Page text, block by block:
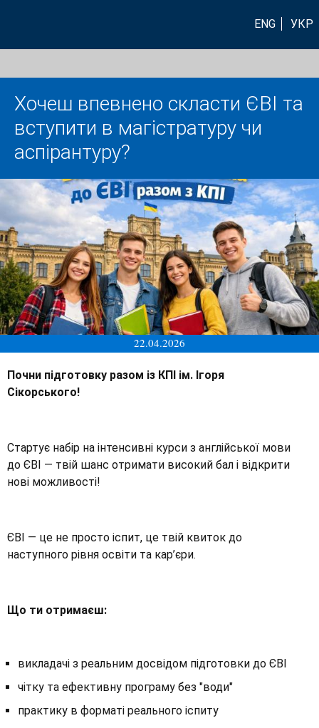
ENG УКР
Хочеш впевнено скласти ЄВІ та
вступити в магістратуру чи
аспірантуру?
22.04.2026
Почни підготовку разом із КПІ ім. Ігоря
Сікорського!
Стартує набір на інтенсивні курси з англійської мови
до ЄВІ — твій шанс отримати високий бал і відкрити
нові можливості!
ЄВІ — це не просто іспит, це твій квиток до
наступного рівня освіти та кар’єри.
Що ти отримаєш:
викладачі з реальним досвідом підготовки до ЄВІ
чітку та ефективну програму без "води"
практику в форматі реального іспиту